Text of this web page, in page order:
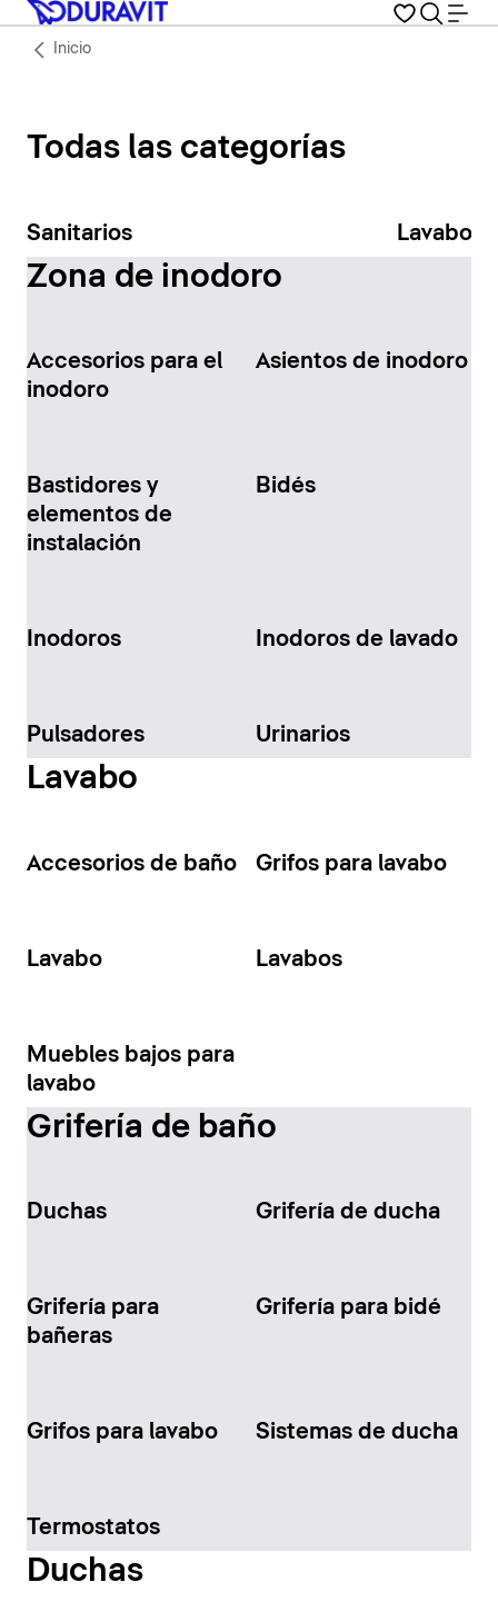
Inicio
Todas las categorías
Sanitarios Lavabos
Zona de inodoro
Accesorios para el
inodoro
Asientos de inodoro
Bastidores y
elementos de
instalación
Bidés
Inodoros Inodoros de lavado
Pulsadores Urinarios
Lavabo
Accesorios de baño Grifos para lavabo
Lavabo Lavabos
Muebles bajos para
lavabo
Grifería de baño
Duchas Grifería de ducha
Grifería para
bañeras
Grifería para bidé
Grifos para lavabo Sistemas de ducha
Termostatos
Duchas